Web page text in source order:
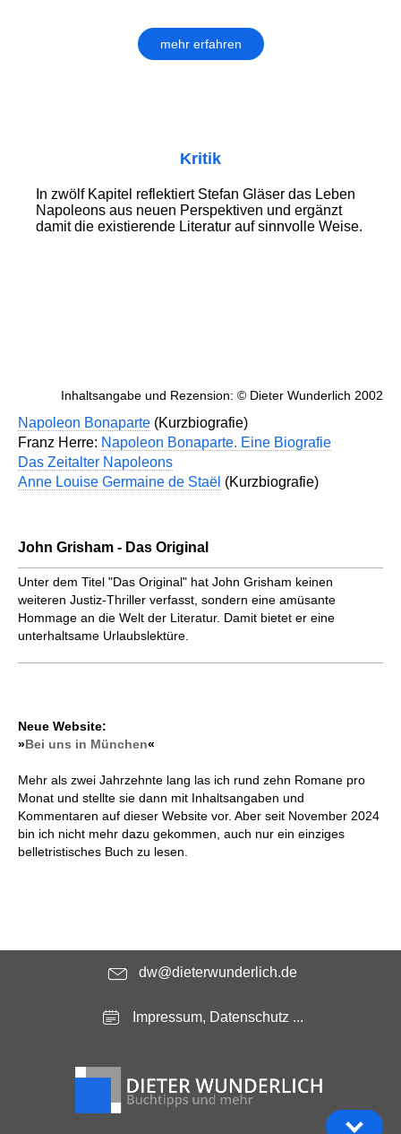
mehr erfahren
Kritik
In zwölf Kapitel reflektiert Stefan Gläser das Leben
Napoleons aus neuen Perspektiven und ergänzt
damit die existierende Literatur auf sinnvolle Weise.
Inhaltsangabe und Rezension: © Dieter Wunderlich 2002
Napoleon Bonaparte (Kurzbiografie)
Franz Herre: Napoleon Bonaparte. Eine Biografie
Das Zeitalter Napoleons
Anne Louise Germaine de Staël (Kurzbiografie)
John Grisham - Das Original
Unter dem Titel "Das Original" hat John Grisham keinen
weiteren Justiz-Thriller verfasst, sondern eine amüsante
Hommage an die Welt der Literatur. Damit bietet er eine
unterhaltsame Urlaubslektüre.
Neue Website:
»Bei uns in München«
Mehr als zwei Jahrzehnte lang las ich rund zehn Romane pro
Monat und stellte sie dann mit Inhaltsangaben und
Kommentaren auf dieser Website vor. Aber seit November 2024
bin ich nicht mehr dazu gekommen, auch nur ein einziges
belletristisches Buch zu lesen.
dw@dieterwunderlich.de
Impressum, Datenschutz ...